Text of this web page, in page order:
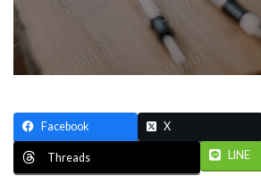
Facebook X
Threads LINE